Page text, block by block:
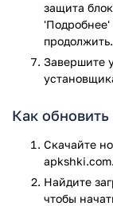
Высокая
Занимает
Выбор и поиск
Browser
дополнительных
огромным
добавят
Возможность
освещении,
возможность
защита
'Подробнее'
Завершите
Как
Скачайте
apkshki.com.
Найдите
чтобы